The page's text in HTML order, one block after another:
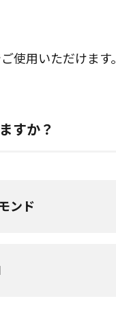
使用いただけます。
すか？
ンド